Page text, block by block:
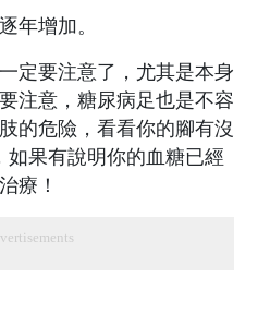
年增加。
定要注意了，尤其是本身
注意，糖尿病足也是不容
的危險，看看你的腳有沒
如果有說明你的血糖已經
療！